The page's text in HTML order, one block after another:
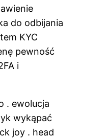
do odbijania
KYC
pewność
i
. ewolucja
wykąpać
joy . head